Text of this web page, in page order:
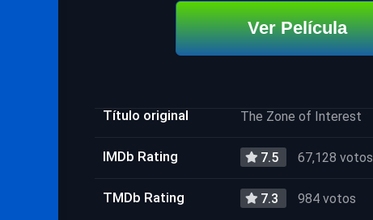
Ver Película
Título original The Zone of Interest
IMDb Rating 7.5 67,128 votos
TMDb Rating 7.3 984 votos